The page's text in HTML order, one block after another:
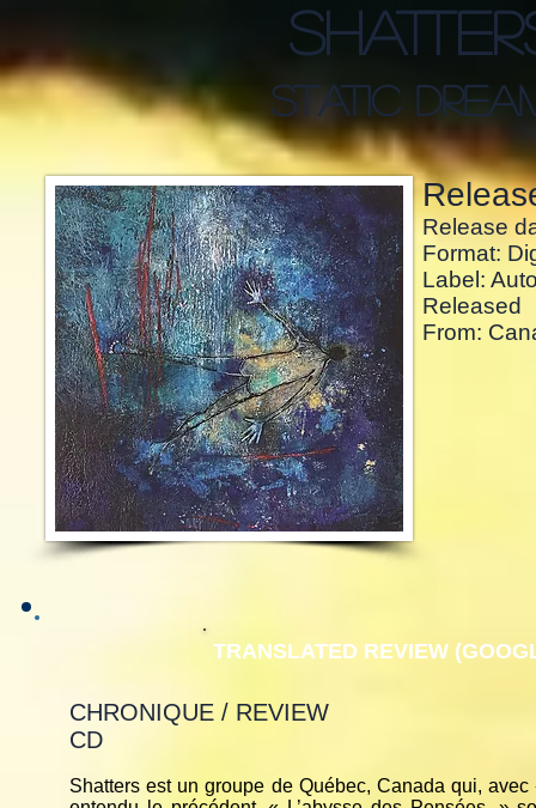
static
Release
Format:
Label:
Released
From:
TRANSLATED REVIEW
CHRONIQUE / REVIEW
CD
Shatters est un groupe de Québec, Canada qui,